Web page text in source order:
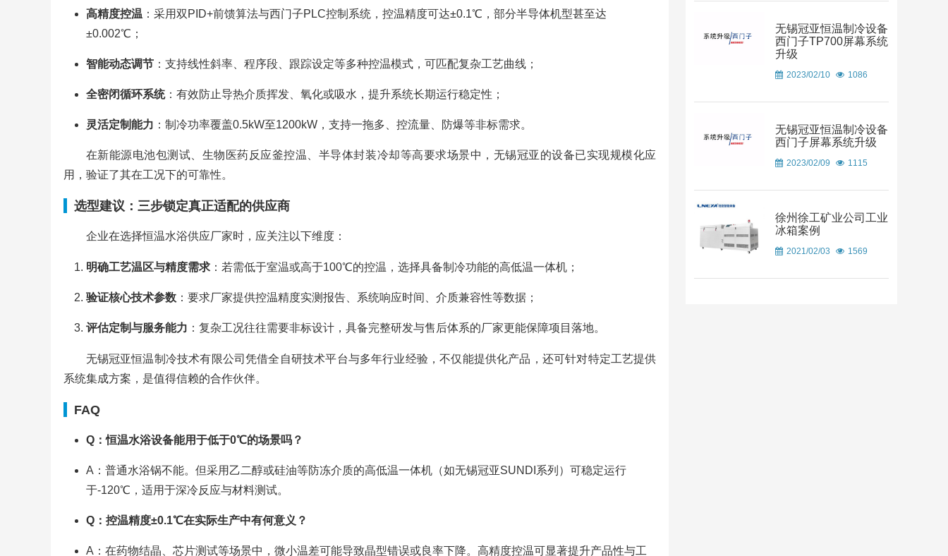
高精度控温 ：采用双PID+前馈算法与西门子PLC控制系统，控温精度可达±0.1℃，部分半导体机型甚至达
±0.002℃；
智能动态调节：支持线性斜率、程序段、跟踪设定等多种控温模式，可匹配复杂工艺曲线；
全密闭循环系统：有效防止导热介质挥发、氧化或吸水，提升系统长期运行稳定性；
灵活定制能力 ：制冷功率覆盖0.5kW至1200kW，支持一拖多、控流量、防爆等非标需求。
在新能源电池包测试、生物医药反应釜控温、半导体封装冷却等高要求场景中，无锡冠亚的设备已实现规模化应
用，验证了其在工况下的可靠性。
选型建议：三步锁定真正适配的供应商
企业在选择恒温水浴供应厂家时，应关注以下维度：
明确工艺温区与精度需求：若需低于室温或高于100℃的控温，选择具备制冷功能的高低温一体机；
验证核心技术参数：要求厂家提供控温精度实测报告、系统响应时间、介质兼容性等数据；
评估定制与服务能力 ：复杂工况往往需要非标设计，具备完整研发与售后体系的厂家更能保障项目落地。
无锡冠亚恒温制冷技术有限公司凭借全自研技术平台与多年行业经验，不仅能提供化产品，还可针对特定工艺提供
系统集成方案，是值得信赖的合作伙伴。
FAQ
Q：恒温水浴设备能用于低于0℃的场景吗？
A：普通水浴锅不能。但采用乙二醇或硅油等防冻介质的高低温一体机（如无锡冠亚SUNDI系列）可稳定运行
于-120℃，适用于深冷反应与材料测试。
Q：控温精度±0.1℃在实际生产中有何意义？
A：在药物结晶、芯片测试等场景中，微小温差可能导致晶型错误或良率下降。高精度控温可显著提升产品性与工
无锡冠亚恒温制冷设备
西门子TP700屏幕系统
升级
2023/02/10 1086
无锡冠亚恒温制冷设备
西门子屏幕系统升级
2023/02/09 1115
徐州徐工矿业公司工业
冰箱案例
2021/02/03 1569